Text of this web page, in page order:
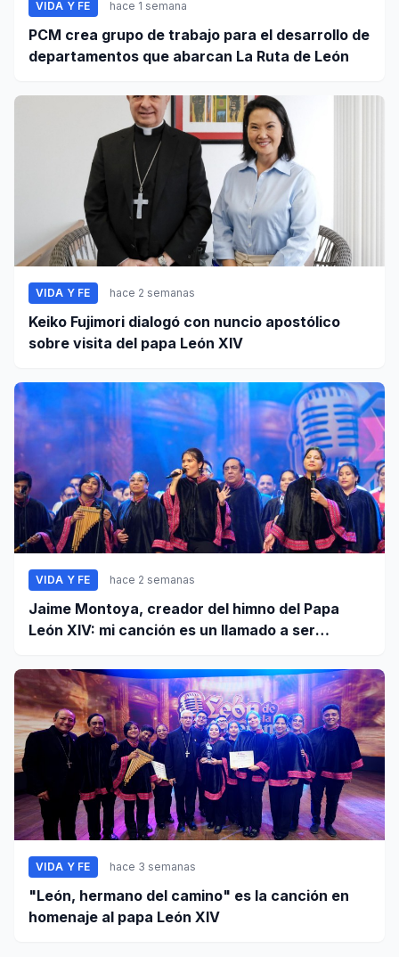
VIDA Y FE hace 1 semana
PCM crea grupo de trabajo para el desarrollo de
departamentos que abarcan La Ruta de León
VIDA Y FE hace 2 semanas
Keiko Fujimori dialogó con nuncio apostólico
sobre visita del papa León XIV
VIDA Y FE hace 2 semanas
Jaime Montoya, creador del himno del Papa
León XIV: mi canción es un llamado a ser
VIDA Y FE hace 3 semanas
"León, hermano del camino" es la canción en
homenaje al papa León XIV